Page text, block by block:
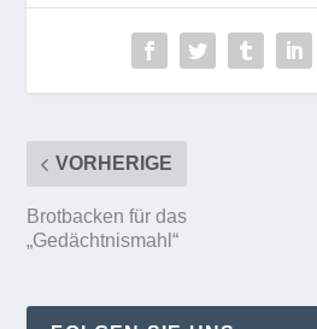
VORHERIGE
Brotbacken für das
„Gedächtnismahl“